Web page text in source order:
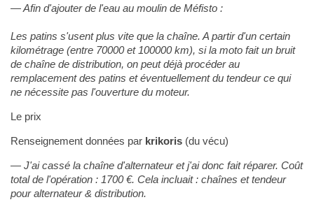
Afin d'ajouter de l'eau au moulin de Méfisto :
Les patins s'usent plus vite que la chaîne. A partir d'un certain
kilométrage (entre 70000 et 100000 km), si la moto fait un bruit
de chaîne de distribution, on peut déjà procéder au
remplacement des patins et éventuellement du tendeur ce qui
ne nécessite pas l'ouverture du moteur.
Le prix
Renseignement données par krikoris(du vécu)
J'ai cassé la chaîne d'alternateur et j'ai donc fait réparer. Coût
total de l'opération : 1700 €. Cela incluait : chaînes et tendeur
pour alternateur & distribution.